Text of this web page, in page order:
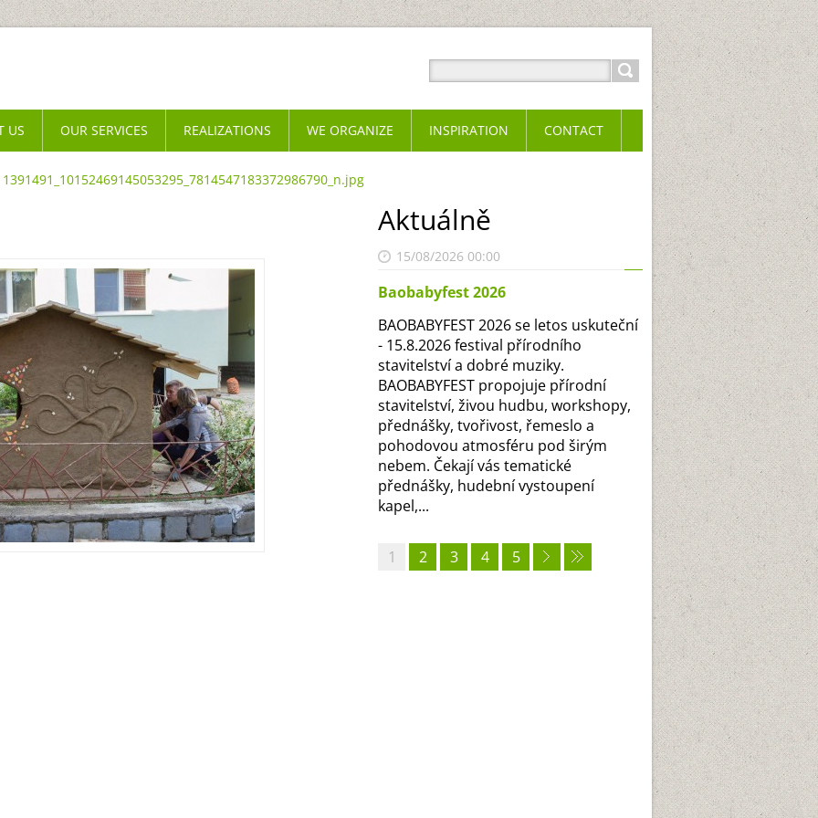
1391491_10152469145053295_7814547183372986790_n.jpg
Aktuálně
15/08/2026 00:00
Baobabyfest 2026
BAOBABYFEST 2026 se letos uskuteční
- 15.8.2026 festival přírodního
stavitelství a dobré muziky.
BAOBABYFEST propojuje přírodní
stavitelství, živou hudbu, workshopy,
přednášky, tvořivost, řemeslo a
pohodovou atmosféru pod širým
nebem. Čekají vás tematické
přednášky, hudební vystoupení
kapel,...
1 2 3 4 5
US OUR SERVICES REALIZATIONS WE ORGANIZE INSPIRATION CONTACT